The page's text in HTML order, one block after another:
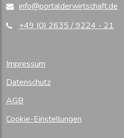
info@portalderwirtschaft.de
+49 (0) 2635 / 9224 - 21
Impressum
Datenschutz
AGB
Cookie-Einstellungen